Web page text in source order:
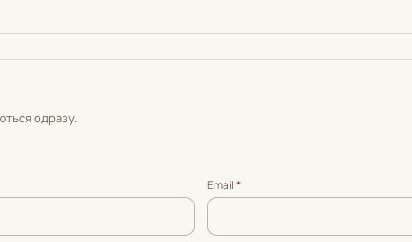
одразу.
Email*